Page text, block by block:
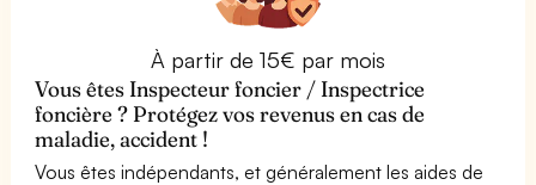
À partir de 15€ par mois
Vous êtes Inspecteur foncier / Inspectrice
foncière ? Protégez vos revenus en cas de
maladie, accident !
Vous êtes indépendants, et généralement les aides de